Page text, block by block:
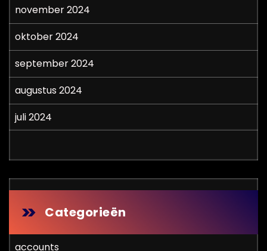
november 2024
oktober 2024
september 2024
augustus 2024
juli 2024
Categorieën
accounts